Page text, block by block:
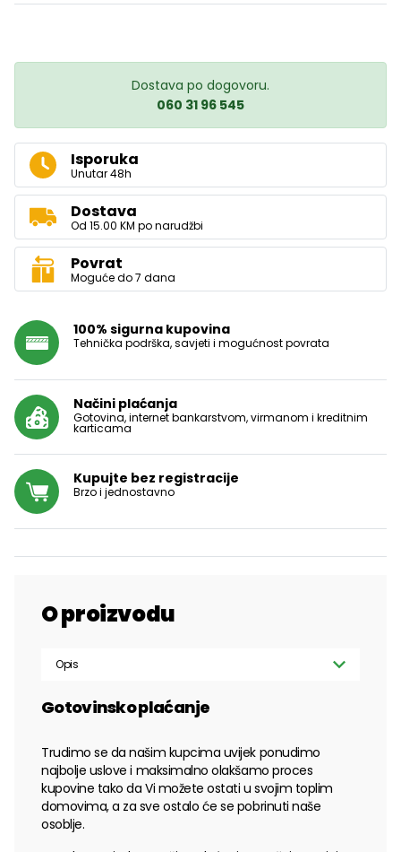
Dostava po dogovoru.
060 31 96 545
Isporuka
Unutar 48h
Dostava
Od 15.00 KM po narudžbi
Povrat
Moguće do 7 dana
100% sigurna kupovina
Tehnička podrška, savjeti i mogućnost povrata
Načini plaćanja
Gotovina, internet bankarstvom, virmanom i kreditnim
karticama
Kupujte bez registracije
Brzo i jednostavno
O proizvodu
Opis
Gotovinsko plaćanje
Trudimo se da našim kupcima uvijek ponudimo
najbolje uslove i maksimalno olakšamo proces
kupovine tako da Vi možete ostati u svojim toplim
domovima, a za sve ostalo će se pobrinuti naše
osoblje.